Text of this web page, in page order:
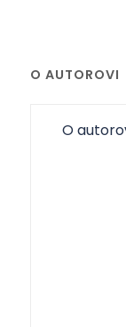
O AUTOROVI
O